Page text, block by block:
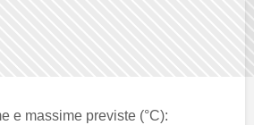
e massime previste (°C):